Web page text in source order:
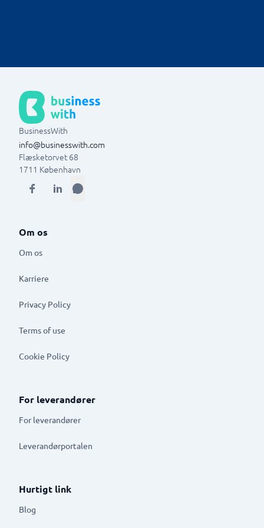
BusinessWith
info@businesswith.com
Flæsketorvet 68
1711 København
Om os
Om os
Karriere
Privacy Policy
Terms of use
Cookie Policy
For leverandører
For leverandører
Leverandørportalen
Hurtigt link
Blog